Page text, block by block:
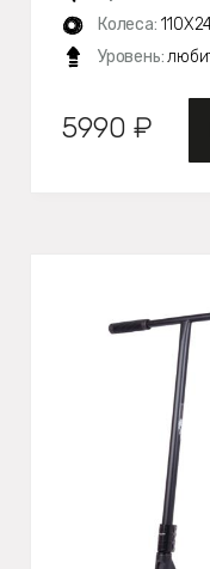
Колеса:
Уровень:
5990 ₽